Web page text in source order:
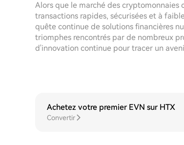
Alors que le marché des cryptomonnaies
transactions rapides, sécurisées et à
quête continue de solutions financières
triomphes rencontrés par de nombreux
d'innovation continue pour tracer un
Achetez votre premier EVN sur HTX
Convertir